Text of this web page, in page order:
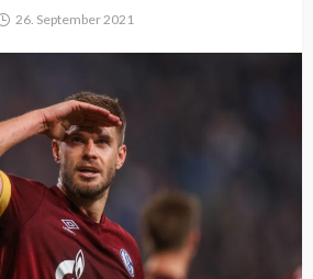
26. September 2021